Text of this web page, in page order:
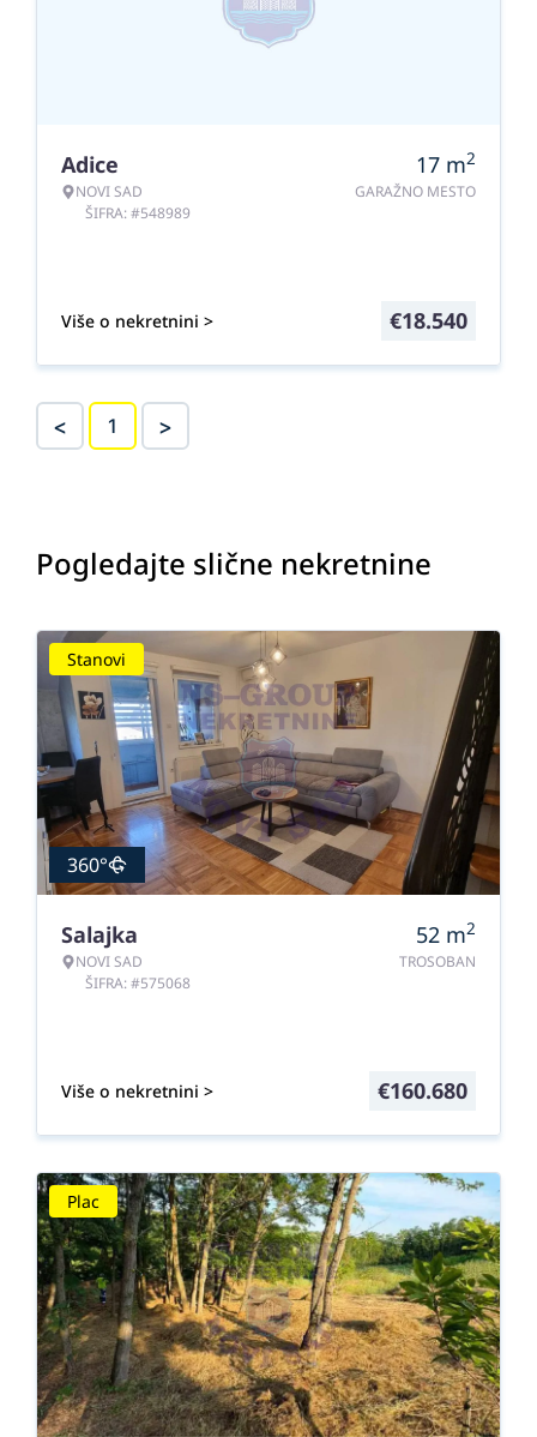
Adice
NOVI SAD
ŠIFRA: #548989
17 m2
GARAŽNO MESTO
Više o nekretnini > €18.540
< 1 >
Pogledajte slične nekretnine
Stanovi
360°
Salajka
NOVI SAD
ŠIFRA: #575068
52 m2
TROSOBAN
Više o nekretnini > €160.680
Plac